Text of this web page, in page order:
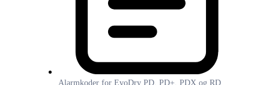
Alarmkoder for EvoDry PD, PD+, PDX og RD